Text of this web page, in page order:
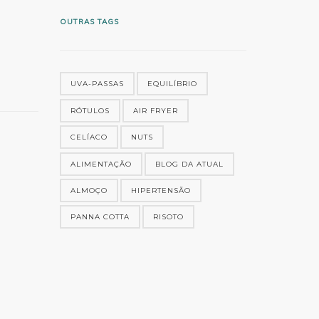
OUTRAS TAGS
UVA-PASSAS EQUILÍBRIO
RÓTULOS AIR FRYER
CELÍACO NUTS
ALIMENTAÇÃO BLOG DA ATUAL
ALMOÇO HIPERTENSÃO
PANNA COTTA RISOTO